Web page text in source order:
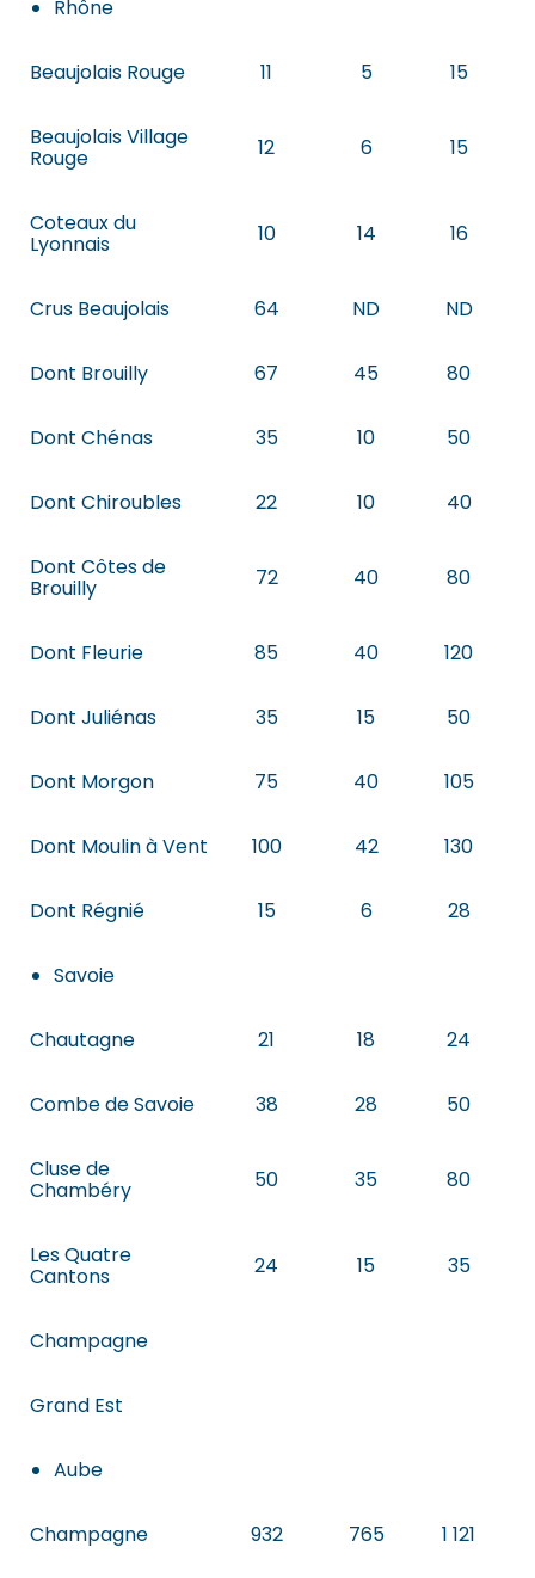
Rhône
Beaujolais Rouge 11 5 15
Beaujolais Village
Rouge 12 6 15
Coteaux du
Lyonnais 10 14 16
Crus Beaujolais 64 ND ND
Dont Brouilly 67 45 80
Dont Chénas 35 10 50
Dont Chiroubles 22 10 40
Dont Côtes de
Brouilly 72 40 80
Dont Fleurie 85 40 120
Dont Juliénas 35 15 50
Dont Morgon 75 40 105
Dont Moulin à Vent 100 42 130
Dont Régnié 15 6 28
Savoie
Chautagne 21 18 24
Combe de Savoie 38 28 50
Cluse de
Chambéry 50 35 80
Les Quatre
Cantons 24 15 35
Champagne
Grand Est
Aube
Champagne 932 765 1 121